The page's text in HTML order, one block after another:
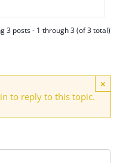
3 posts - 1 through 3 (of 3 total)
×
to reply to this topic.